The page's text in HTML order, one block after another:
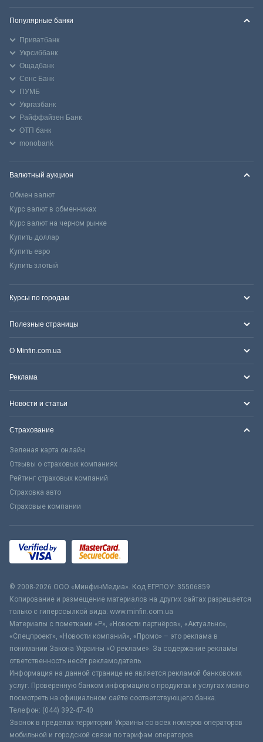
Популярные банки
Приватбанк
Укрсиббанк
Ощадбанк
Сенс Банк
ПУМБ
Укргазбанк
Райффайзен Банк
ОТП банк
monobank
Валютный аукцион
Обмен валют
Курс валют в обменниках
Курс валют на черном рынке
Купить доллар
Купить евро
Купить злотый
Курсы по городам
Полезные страницы
О Minfin.com.ua
Реклама
Новости и статьи
Страхование
Зеленая карта онлайн
Отзывы о страховых компаниях
Рейтинг страховых компаний
Страховка авто
Страховые компании
© 2008-2026 ООО «МинфинМедиа». Код ЕГРПОУ: 35506859
Копирование и размещение материалов на других сайтах разрешается
только с гиперссылкой вида: www.minfin.com.ua
Материалы с пометками «Р», «Новости партнёров», «Актуально»,
«Спецпроект», «Новости компаний», «Промо» – это реклама в
понимании Закона Украины «О рекламе». За содержание рекламы
ответственность несёт рекламодатель.
Информация на данной странице не является рекламой банковских
услуг. Проверенную банком информацию о продуктах и услугах можно
посмотреть на официальном сайте соответствующего банка.
Телефон: (044) 392-47-40
Звонок в пределах территории Украины со всех номеров операторов
мобильной и городской связи по тарифам операторов